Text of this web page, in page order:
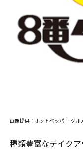
種類豊富なテイク
画像提供：ホットペッパー グル